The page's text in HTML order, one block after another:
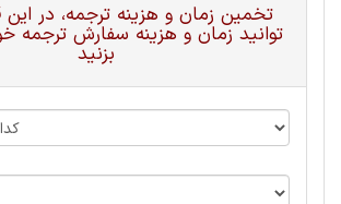
تخمین زمان و هزینه ترجمه، در
توانید زمان و هزینه سفارش ترجمه
بزنید